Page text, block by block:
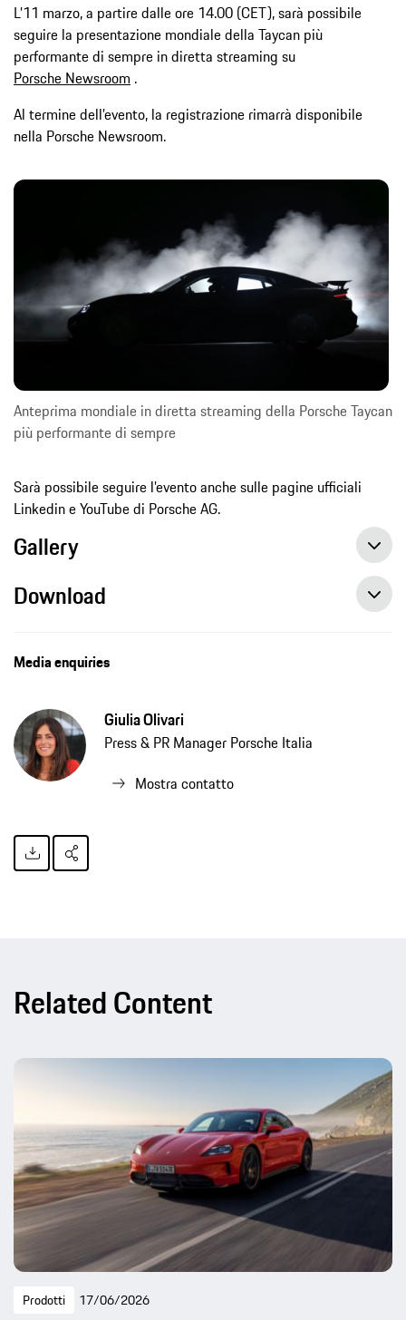
L’11 marzo, a partire dalle ore 14.00 (CET), sarà possibile
seguire la presentazione mondiale della Taycan più
performante di sempre in diretta streaming su
Porsche Newsroom .
Al termine dell’evento, la registrazione rimarrà disponibile
nella Porsche Newsroom.
Anteprima mondiale in diretta streaming della Porsche Taycan
più performante di sempre
Sarà possibile seguire l’evento anche sulle pagine ufficiali
Linkedin e YouTube di Porsche AG.
Gallery
Download
Media enquiries
Giulia Olivari
Press & PR Manager Porsche Italia
Mostra contatto
Related Content
Prodotti 17/06/2026